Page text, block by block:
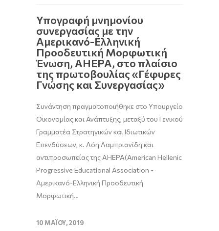
Υπογραφή μνημονίου
συνεργασίας με την
Αμερικανό-Ελληνική
Προοδευτική Μορφωτική
Ένωση, AHEPA, στο πλαίσιο
της πρωτοβουλίας «Γέφυρες
Γνώσης και Συνεργασίας»
Συνάντηση πραγματοποιήθηκε στο Υπουργείο
Οικονομίας και Ανάπτυξης, μεταξύ του Γενικού
Γραμματέα Στρατηγικών και Ιδιωτικών
Επενδύσεων, κ. Λόη Λαμπριανίδη και
αντιπροσωπείας της AHEPA(American Hellenic
Progressive Educational Association -
Αμερικανό-Ελληνική Προοδευτική
Μορφωτική…
10 ΜΑΪ́ΟΥ, 2019